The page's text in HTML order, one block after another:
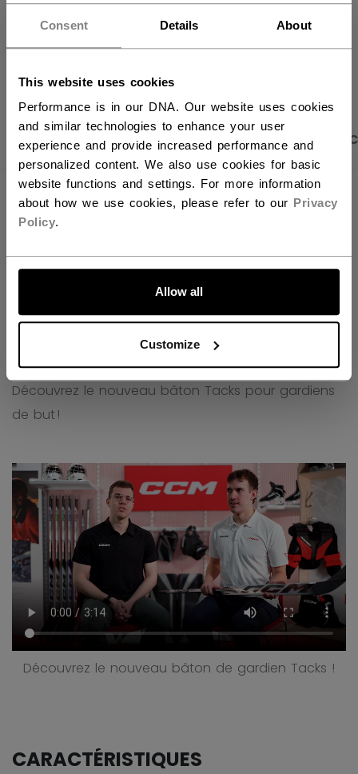
Consent Details About
This website uses cookies
Performance is in our DNA. Our website uses cookies
and similar technologies to enhance your user
experience and provide increased performance and
personalized content. We also use cookies for basic
website functions and settings. For more information
about how we use cookies, please refer to our Privacy
Policy.
Allow all
Customize
produits aux États-Unis ?
ALLONS-Y !
PHOTOS DU PRODUIT DESCRIPTION
Découvrez le nouveau bâton Tacks pour gardiens
de but !
Découvrez le nouveau bâton de gardien Tacks !
CARACTÉRISTIQUES